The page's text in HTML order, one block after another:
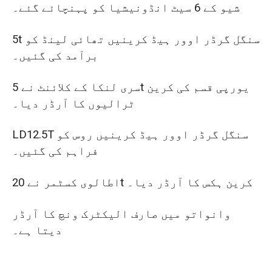
شیو کے 6 سیٹ انڈونیشیا کو پہنچائے گئے۔
5t سنگل گرڈر اوور ہیڈ کرینیں تھائی لینڈ کو
برآمد کی گئیں۔
سری لنکا کے کلائنٹ نے 5t یورپی قسم کی کرین
ٹرالیوں کا آرڈر دیا۔
LD12.5T سنگل گرڈر اوور ہیڈ کرینیں روس کو
فراہم کی گئیں۔
اطالوی کسٹمر نے 20t کرین ہکس کا آرڈر دیا۔
وانواتو میں صارف الیکٹرک ونچ کا آرڈر
دیتا ہے۔